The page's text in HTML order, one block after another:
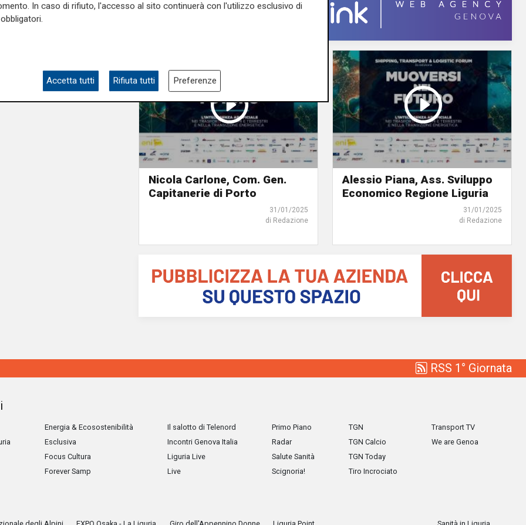
Nicola Carlone, Com. Gen.
Capitanerie di Porto
31/01/2025
di Redazione
Alessio Piana, Ass. Sviluppo
Economico Regione Liguria
31/01/2025
di Redazione
RSS 1° Giornata
Energia & Ecosostenibilità
Esclusiva
Focus Cultura
Forever Samp
Il salotto di Telenord
Incontri Genova Italia
Liguria Live
Live
Primo Piano
Radar
Salute Sanità
Scignoria!
TGN
TGN Calcio
TGN Today
Tiro Incrociato
Transport TV
We are Genoa
In caso di rifiuto, l'accesso al sito continuerà con l'utilizzo esclusivo di
Accetta tutti Rifiuta tutti Preferenze